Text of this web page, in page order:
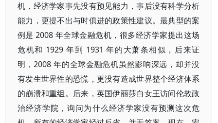
机，经济学家事先没有预见能力，事后没有科学分析
能力，更提不出与时俱进的政策性建议。最典型的案
例是 2008 年全球金融危机，很多经济学家提出这场
危机和 1929 年到 1931 年的大萧条相似，后来证
明，2008 年的全球金融危机虽然影响深远，却并没
有发生世界性的恐慌，更没有造成世界整个经济体系
的崩溃和重组。后来，英国伊丽莎白女王访问伦敦政
治经济学院，询问为什么经济学家没有预测这次危